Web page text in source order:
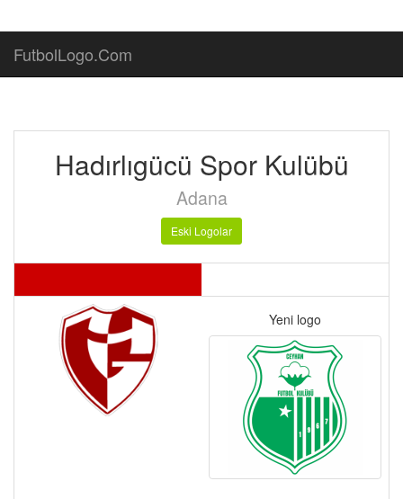
FutbolLogo.Com
Hadırlıgücü Spor Kulübü
Adana
Eski Logolar
Yeni logo